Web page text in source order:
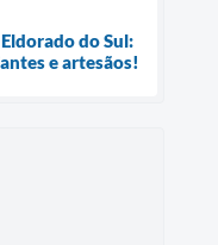
do Sul:
e artesãos!